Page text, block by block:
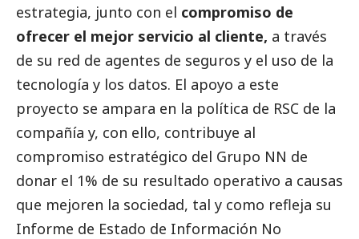
estrategia, junto con el compromiso de
ofrecer el mejor servicio al cliente, a través
de su red de agentes de seguros y el uso de la
tecnología y los datos. El apoyo a este
proyecto se ampara en la política de RSC de la
compañía y, con ello, contribuye al
compromiso estratégico del Grupo NN de
donar el 1% de su resultado operativo a causas
que mejoren la sociedad, tal y como refleja su
Informe de Estado de Información No